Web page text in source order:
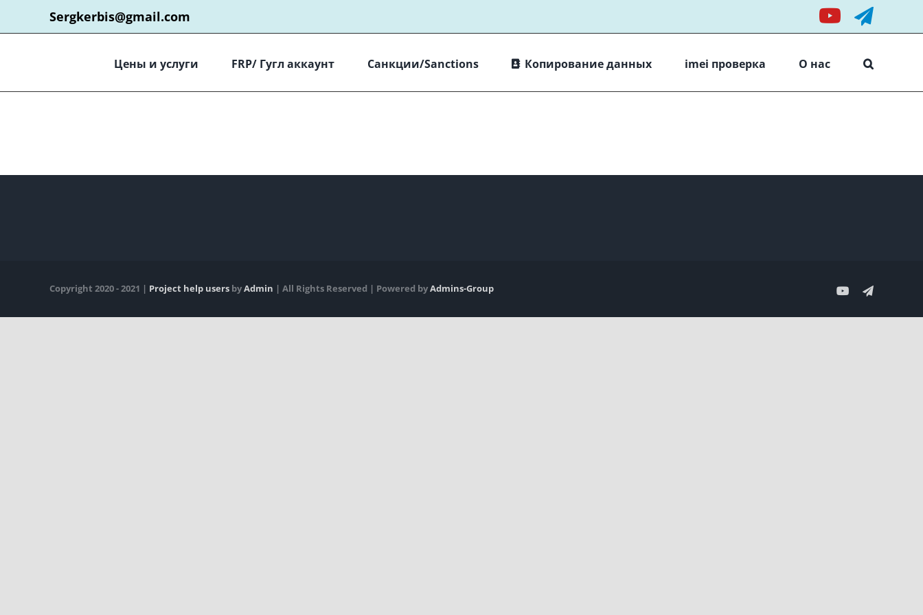
Sergkerbis@gmail.com YouTube
Цены и услуги FRP/ Гугл аккаунт Санкции/Sanctions Копирование данных imei проверка О нас
Copyright 2020 - 2021 | Project help users byAdmin | All Rights Reserved | Powered byAdmins-Group YouTubeTelegram